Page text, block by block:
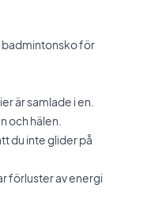
badmintonsko för
är samlade i en.
och hälen.
du inte glider på
förluster av energi